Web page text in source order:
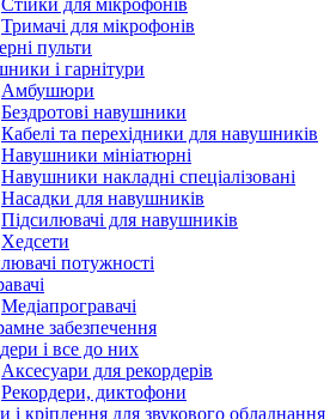
Стійки для мікрофонів
Тримачі для мікрофонів
пульти
і гарнітури
Амбушюри
Бездротові навушники
Кабелі та перехідники для навушників
Навушники мініатюрні
Навушники накладні спеціалізовані
Насадки для навушників
Підсилювачі для навушників
Хедсети
потужності
Медіапрогравачі
забезпечення
і все до них
Аксесуари для рекордерів
Рекордери, диктофони
і кріплення для звукового обладнання